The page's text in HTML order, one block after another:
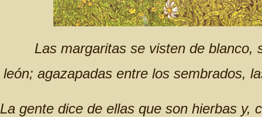
Las margaritas se visten de blanco,
león; agazapadas entre los sembrados,
La gente dice de ellas que son hierbas y,